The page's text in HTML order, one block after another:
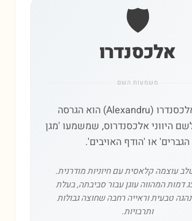
🛡️
אלכסנדרו
משמעות השם
השם אלכסנדרו (Alexandru) הוא הגרסה
היווני אלכסנדרוס, שמשמעו 'מגן
הגברים' או 'הודף האויבים'.
עוצמה קלאסית עם חיוניות מודרנית.
דמות המהווה עוגן עבור סביבתה, בעלת
טבעית וראייה רחבה שחוצה גבולות
ותרבויות.